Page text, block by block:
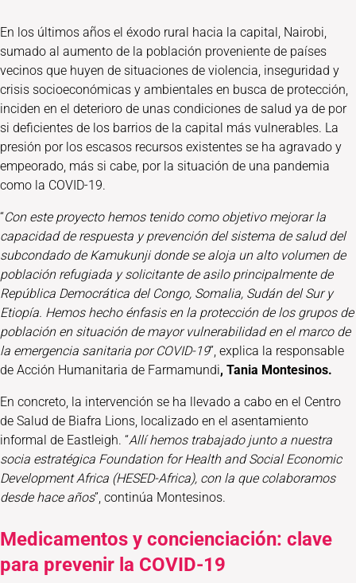
En los últimos años el éxodo rural hacia la capital, Nairobi,
sumado al aumento de la población proveniente de países
vecinos que huyen de situaciones de violencia, inseguridad y
crisis socioeconómicas y ambientales en busca de protección,
inciden en el deterioro de unas condiciones de salud ya de por
si deficientes de los barrios de la capital más vulnerables. La
presión por los escasos recursos existentes se ha agravado y
empeorado, más si cabe, por la situación de una pandemia
como la COVID-19.
“Con este proyecto hemos tenido como objetivo mejorar la
capacidad de respuesta y prevención del sistema de salud del
subcondado de Kamukunji donde se aloja un alto volumen de
población refugiada y solicitante de asilo principalmente de
República Democrática del Congo, Somalia, Sudán del Sur y
Etiopía. Hemos hecho énfasis en la protección de los grupos de
población en situación de mayor vulnerabilidad en el marco de
la emergencia sanitaria por COVID-19”, explica la responsable
de Acción Humanitaria de Farmamundi, Tania Montesinos.
En concreto, la intervención se ha llevado a cabo en el Centro
de Salud de Biafra Lions, localizado en el asentamiento
informal de Eastleigh. “Allí hemos trabajado junto a nuestra
socia estratégica Foundation for Health and Social Economic
Development Africa (HESED-Africa), con la que colaboramos
desde hace años”, continúa Montesinos.
Medicamentos y concienciación: clave
para prevenir la COVID-19